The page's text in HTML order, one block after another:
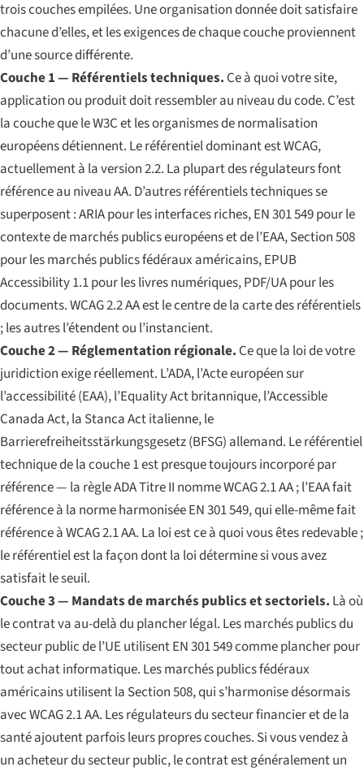
trois couches empilées. Une organisation donnée doit satisfaire
chacune d’elles, et les exigences de chaque couche proviennent
d’une source différente.
Couche 1 — Référentiels techniques. Ce à quoi votre site,
application ou produit doit ressembler au niveau du code. C’est
la couche que le W3C et les organismes de normalisation
européens détiennent. Le référentiel dominant est WCAG,
actuellement à la version 2.2. La plupart des régulateurs font
référence au niveau AA. D’autres référentiels techniques se
superposent : ARIA pour les interfaces riches, EN 301 549 pour le
contexte de marchés publics européens et de l’EAA, Section 508
pour les marchés publics fédéraux américains, EPUB
Accessibility 1.1 pour les livres numériques, PDF/UA pour les
documents. WCAG 2.2 AA est le centre de la carte des référentiels
; les autres l’étendent ou l’instancient.
Couche 2 — Réglementation régionale. Ce que la loi de votre
juridiction exige réellement. L’ADA, l’Acte européen sur
l’accessibilité (EAA), l’Equality Act britannique, l’Accessible
Canada Act, la Stanca Actitalienne, le
Barrierefreiheitsstärkungsgesetz(BFSG) allemand. Le référentiel
technique de la couche 1 est presque toujours incorporé par
référence — la règle ADA Titre II nomme WCAG 2.1 AA ; l’EAA fait
référence à la norme harmonisée EN 301 549, qui elle-même fait
référence à WCAG 2.1 AA. La loi est ce à quoi vous êtes redevable ;
le référentiel est la façon dont la loi détermine si vous avez
satisfait le seuil.
Couche 3 — Mandats de marchés publics et sectoriels. Là où
le contrat va au-delà du plancher légal. Les marchés publics du
secteur public de l’UE utilisent EN 301 549 comme plancher pour
tout achat informatique. Les marchés publics fédéraux
américains utilisent la Section 508, qui s’harmonise désormais
avec WCAG 2.1 AA. Les régulateurs du secteur financier et de la
santé ajoutent parfois leurs propres couches. Si vous vendez à
un acheteur du secteur public, le contrat est généralement un